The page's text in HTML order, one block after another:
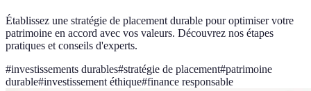
Établissez une stratégie de placement durable pour optimiser votre
patrimoine en accord avec vos valeurs. Découvrez nos étapes
pratiques et conseils d'experts.
#investissements durables#stratégie de placement#patrimoine
durable#investissement éthique#finance responsable